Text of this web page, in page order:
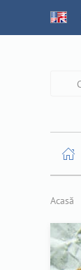
Acasă